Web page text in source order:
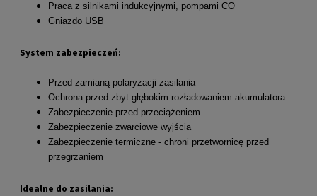
Praca z silnikami indukcyjnymi, pompami CO
Gniazdo USB
System zabezpieczeń:
Przed zamianą polaryzacji zasilania
Ochrona przed zbyt głębokim rozładowaniem akumulatora
Zabezpieczenie przed przeciążeniem
Zabezpieczenie zwarciowe wyjścia
Zabezpieczenie termiczne - chroni przetwornicę przed
przegrzaniem
Idealne do zasilania: